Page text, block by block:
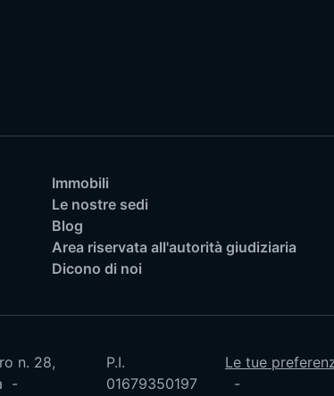
Immobili
Le nostre sedi
Blog
Area riservata all'autorità giudiziaria
Dicono di noi
n. 28,
P.I.
01679350197
Le tue